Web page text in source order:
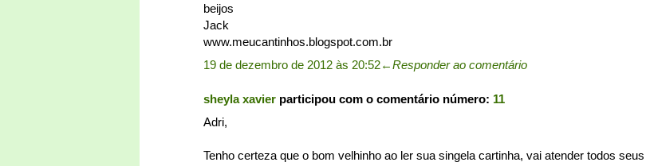
beijos
Jack
www.meucantinhos.blogspot.com.br
19 de dezembro de 2012 às 20:52←Responder ao comentário
sheyla xavier participou com o comentário número: 11
Adri,
Tenho certeza que o bom velhinho ao ler sua singela cartinha, vai atender todos